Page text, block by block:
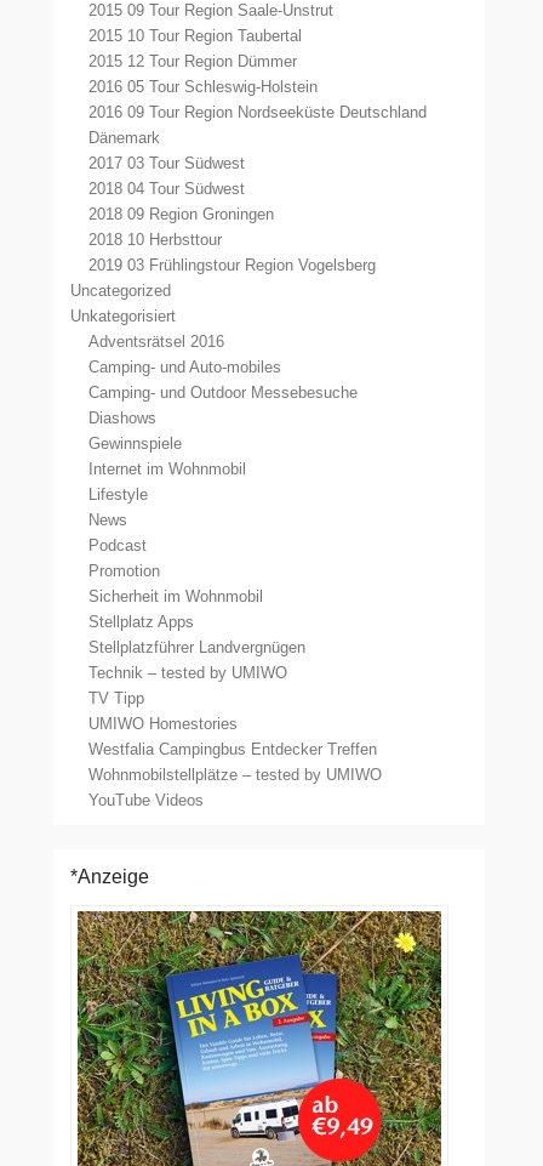
2015 09 Tour Region Saale-Unstrut
2015 10 Tour Region Taubertal
2015 12 Tour Region Dümmer
2016 05 Tour Schleswig-Holstein
2016 09 Tour Region Nordseeküste Deutschland
Dänemark
2017 03 Tour Südwest
2018 04 Tour Südwest
2018 09 Region Groningen
2018 10 Herbsttour
2019 03 Frühlingstour Region Vogelsberg
Uncategorized
Unkategorisiert
Adventsrätsel 2016
Camping- und Auto-mobiles
Camping- und Outdoor Messebesuche
Diashows
Gewinnspiele
Internet im Wohnmobil
Lifestyle
News
Podcast
Promotion
Sicherheit im Wohnmobil
Stellplatz Apps
Stellplatzführer Landvergnügen
Technik – tested by UMIWO
TV Tipp
UMIWO Homestories
Westfalia Campingbus Entdecker Treffen
Wohnmobilstellplätze – tested by UMIWO
YouTube Videos
*Anzeige